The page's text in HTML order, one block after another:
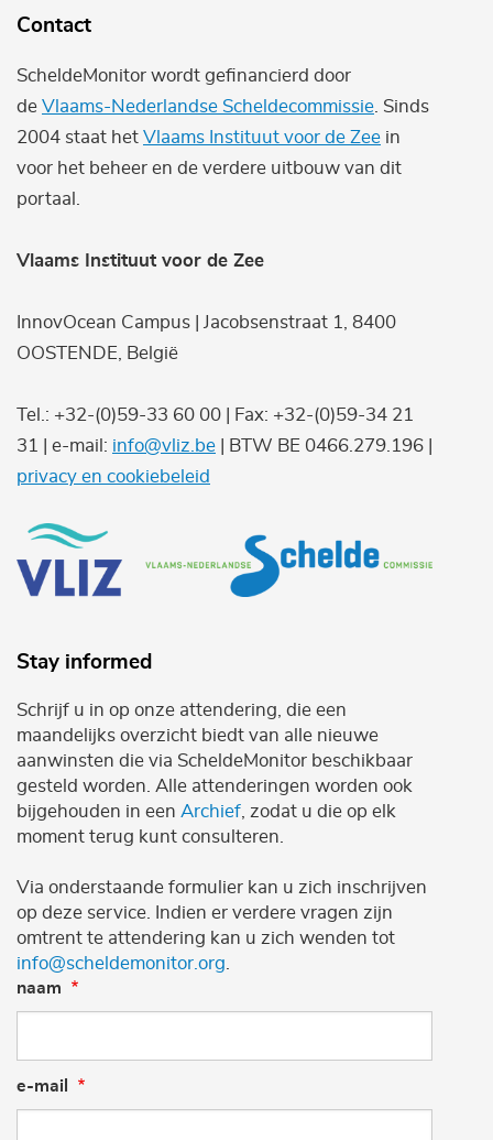
Contact
ScheldeMonitor wordt gefinancierd door
de Vlaams-Nederlandse Scheldecommissie . Sinds
2004 staat het Vlaams Instituut voor de Zee in
voor het beheer en de verdere uitbouw van dit
portaal.
Vlaams Instituut voor de Zee
InnovOcean Campus | Jacobsenstraat 1, 8400
OOSTENDE, België
Tel.: +32-(0)59-33 60 00 | Fax: +32-(0)59-34 21
31 | e-mail: info@vliz.be | BTW BE 0466.279.196 |
privacy en cookiebeleid
Stay informed
Schrijf u in op onze attendering, die een
maandelijks overzicht biedt van alle nieuwe
aanwinsten die via ScheldeMonitor beschikbaar
gesteld worden. Alle attenderingen worden ook
bijgehouden in een Archief , zodat u die op elk
moment terug kunt consulteren.
Via onderstaande formulier kan u zich inschrijven
op deze service. Indien er verdere vragen zijn
omtrent te attendering kan u zich wenden tot
info@scheldemonitor.org
naam
e-mail